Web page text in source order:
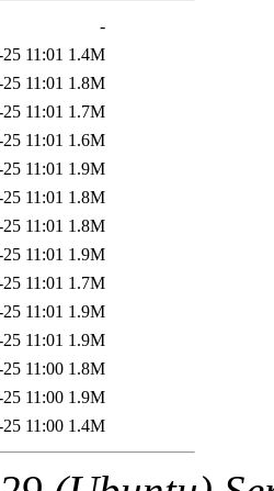
-
11:01 1.4M
11:01 1.8M
11:01 1.7M
11:01 1.6M
11:01 1.9M
11:01 1.8M
11:01 1.8M
11:01 1.9M
11:01 1.7M
11:01 1.9M
11:01 1.9M
11:00 1.8M
11:00 1.9M
11:00 1.4M